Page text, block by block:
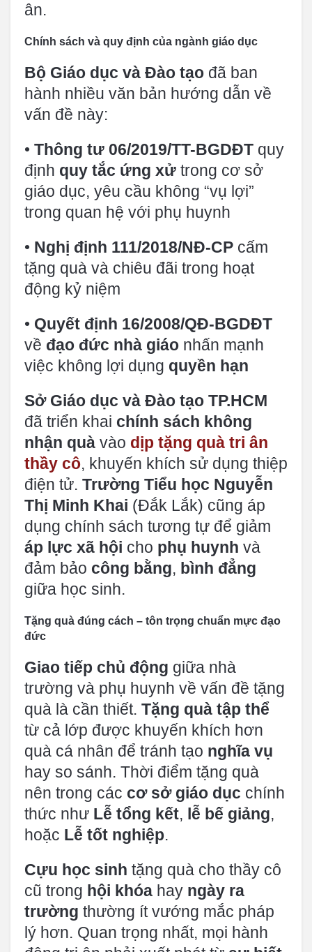
ân.
Chính sách và quy định của ngành giáo dục
Bộ Giáo dục và Đào tạo đã ban
hành nhiều văn bản hướng dẫn về
vấn đề này:
• Thông tư 06/2019/TT-BGDĐT quy
định quy tắc ứng xử trong cơ sở
giáo dục, yêu cầu không “vụ lợi”
trong quan hệ với phụ huynh
• Nghị định 111/2018/NĐ-CP cấm
tặng quà và chiêu đãi trong hoạt
động kỷ niệm
• Quyết định 16/2008/QĐ-BGDĐT
về đạo đức nhà giáo nhấn mạnh
việc không lợi dụng quyền hạn
Sở Giáo dục và Đào tạo TP.HCM
đã triển khai chính sách không
nhận quà vào dịp tặng quà tri ân
thầy cô, khuyến khích sử dụng thiệp
điện tử. Trường Tiểu học Nguyễn
Thị Minh Khai (Đắk Lắk) cũng áp
dụng chính sách tương tự để giảm
áp lực xã hội cho phụ huynh và
đảm bảo công bằng, bình đẳng
giữa học sinh.
Tặng quà đúng cách – tôn trọng chuẩn mực đạo
đức
Giao tiếp chủ động giữa nhà
trường và phụ huynh về vấn đề tặng
quà là cần thiết. Tặng quà tập thể
từ cả lớp được khuyến khích hơn
quà cá nhân để tránh tạo nghĩa vụ
hay so sánh. Thời điểm tặng quà
nên trong các cơ sở giáo dục chính
thức như Lễ tổng kết, lễ bế giảng,
hoặc Lễ tốt nghiệp.
Cựu học sinh tặng quà cho thầy cô
cũ trong hội khóa hay ngày ra
trường thường ít vướng mắc pháp
lý hơn. Quan trọng nhất, mọi hành